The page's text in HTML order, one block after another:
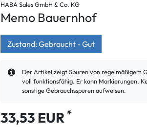
HABA Sales GmbH & Co. KG
Memo Bauernhof
Zustand: Gebraucht - Gut
Der Artikel zeigt Spuren von regelmäßigem
voll funktionsfähig. Er kann Markierungen,
sonstige Gebrauchsspuren aufweisen.
33,53 EUR *